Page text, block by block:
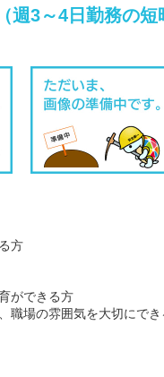
週3～4日勤務の
方
ができる方
職場の雰囲気を大切にで